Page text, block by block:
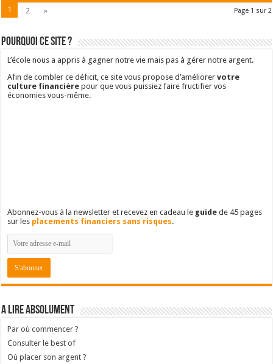
Page 1 sur 2
1 2 »
Pourquoi ce site ?
L’école nous a appris à gagner notre vie mais pas à gérer notre argent.
Afin de combler ce déficit, ce site vous propose d’améliorervotre
culture financière pour que vous puissiez faire fructifier vos
économies vous-même.
Abonnez-vous à la newsletter et recevez en cadeau le guide de 45 pages
sur les placements financiers sans risques.
A lire absolument
Par où commencer ?
Consulter le best of
Où placer son argent ?